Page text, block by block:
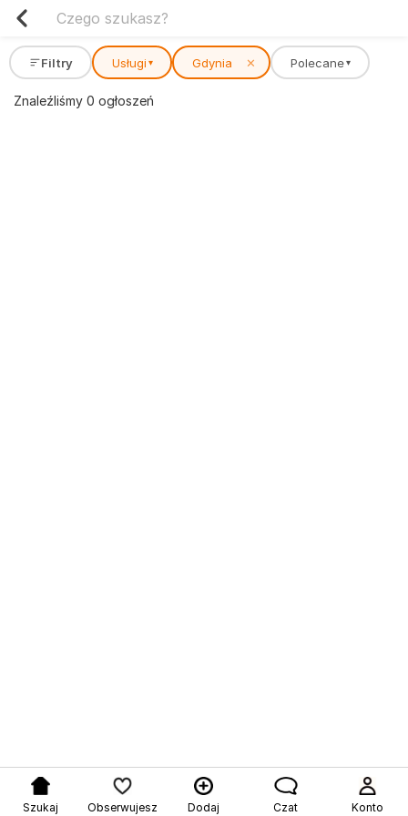
Filtry Usługi ▾ Gdynia ✕ Polecane ▾
Znaleźliśmy 0 ogłoszeń
Szukaj Obserwujesz Dodaj Czat Konto